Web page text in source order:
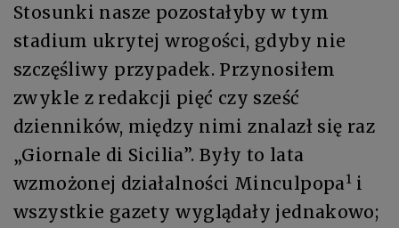
Stosunki nasze pozostałyby w tym
stadium ukrytej wrogości, gdyby nie
szczęśliwy przypadek. Przynosiłem
zwykle z redakcji pięć czy sześć
dzienników, między nimi znalazł się raz
„Giornale di Sicilia”. Były to lata
wzmożonej działalności Minculpopa1 i
wszystkie gazety wyglądały jednakowo;